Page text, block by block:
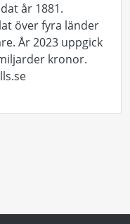
år 1881.
över fyra länder
År 2023 uppgick
kronor.